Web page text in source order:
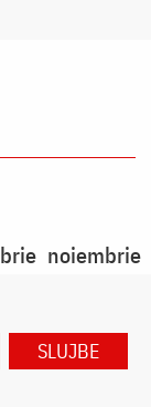
noiembrie
SLUJBE